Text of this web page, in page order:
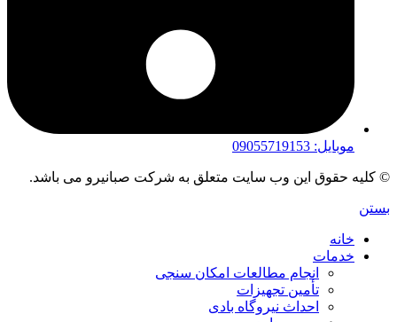
موبایل: 09055719153
© کلیه حقوق این وب سایت متعلق به شرکت صبانیرو می باشد.
بستن
خانه
خدمات
انجام مطالعات امکان سنجی
تأمین تجهیزات
احداث نیروگاه بادی